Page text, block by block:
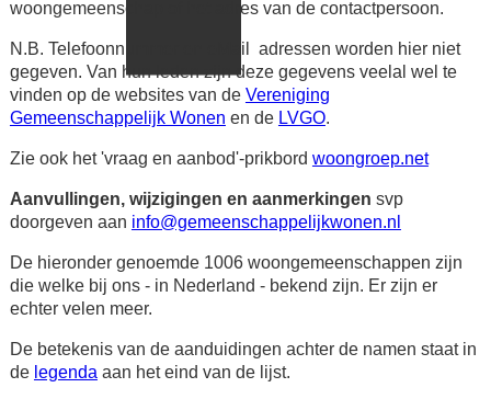
woongemeenschap of het adres van de contactpersoon.
N.B. Telefoonnummer en eMail adressen worden hier niet
gegeven. Van hun leden zijn deze gegevens veelal wel te
vinden op de websites van de Vereniging
Gemeenschappelijk Wonen en de LVGO.
Zie ook het 'vraag en aanbod'-prikbord woongroep.net
Aanvullingen, wijzigingen en aanmerkingen svp
doorgeven aan info@gemeenschappelijkwonen.nl
De hieronder genoemde 1006 woongemeenschappen zijn
die welke bij ons - in Nederland - bekend zijn. Er zijn er
echter velen meer.
De betekenis van de aanduidingen achter de namen staat in
de legenda aan het eind van de lijst.